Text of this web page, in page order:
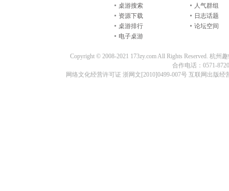
桌游搜索
资源下载
桌游排行
电子桌游
人气群组
日志话题
论坛空间
Copyright © 2008-2021 173zy.com All Rights Reserved. 杭
合作电话：0571-
网络文化经营许可证 浙网文[2010]0499-007号 互联网出版